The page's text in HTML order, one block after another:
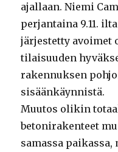
ajallaan. Niemi
perjantaina 9.11.
järjestetty avoimet
tilaisuuden
rakennuksen
sisäänkäynnistä.
Muutos olikin
betonirakenteet
samassa